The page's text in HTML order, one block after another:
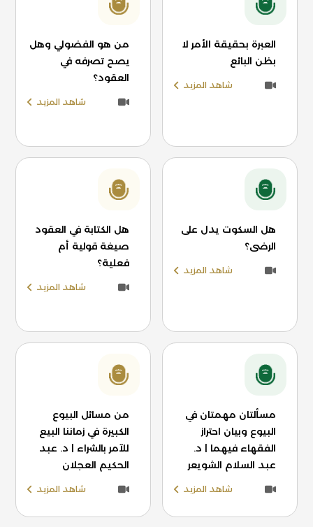
العبرة بحقيقة الأمر لا
بظن البائع
شاهد المزيد
من هو الفضولي وهل
يصح تصرفه في
العقود؟
شاهد المزيد
هل السكوت يدل على
الرضى؟
شاهد المزيد
هل الكتابة في العقود
صيغة قولية أم
فعلية؟
شاهد المزيد
مسألتان مهمتان في
البيوع وبيان احتراز
الفقهاء فيهما | د.
عبد السلام الشويعر
شاهد المزيد
من مسائل البيوع
الكبيرة في زماننا البيع
للآمر بالشراء | د. عبد
الحكيم العجلان
شاهد المزيد